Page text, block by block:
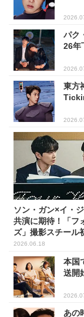
パク
26年
東方
ソン・ガン×イ・
共演に期待！「フ
ズ」撮影スチール
2026.06.18
本国
送開
あの